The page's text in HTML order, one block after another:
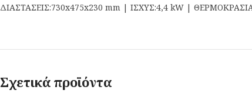
ΔΙΑΣΤΑΣΕΙΣ:730x475x230 mm | ΙΣΧΥΣ:4,4 kW |
Σχετικά προϊόντα